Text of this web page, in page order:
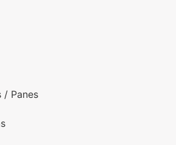
/ Panes